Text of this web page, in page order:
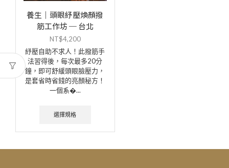
養生｜頭眼紓壓煥顏撥
筋工作坊 ─ 台北
NT$4,200
紓壓自助不求人！此撥筋手
法習得後，每次最多20分
鐘，即可舒緩頭眼臉壓力，
是套省時省錢的亮顏秘方！
一個系�...
選擇規格